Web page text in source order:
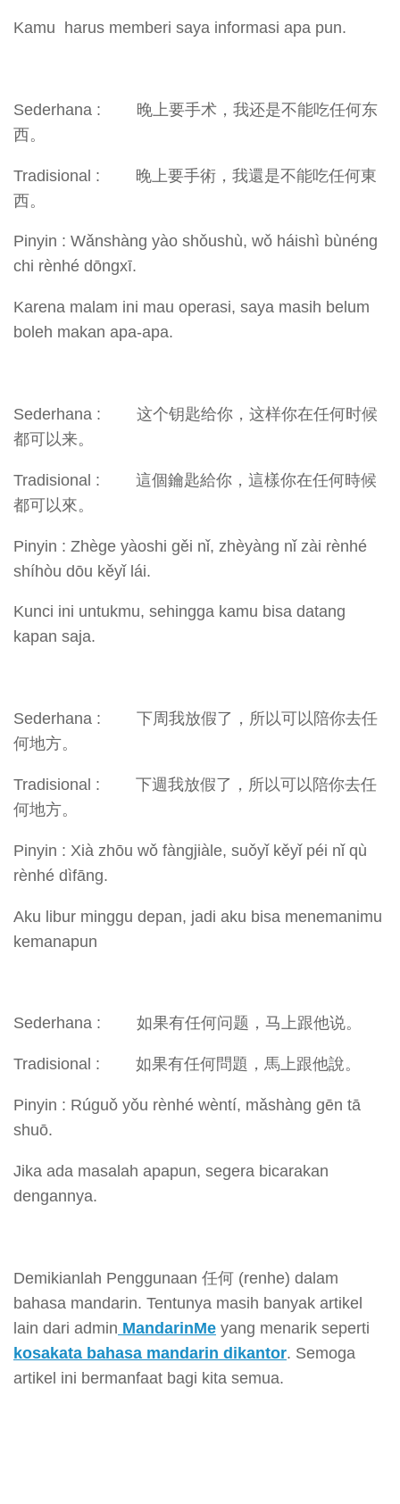
Kamu harus memberi saya informasi apa pun.
Sederhana : 晚上要手术，我还是不能吃任何东
西。
Tradisional : 晚上要手術，我還是不能吃任何東
西。
Pinyin : Wǎnshàng yào shǒushù, wǒ háishì bùnéng
chi rènhé dōngxī.
Karena malam ini mau operasi, saya masih belum
boleh makan apa-apa.
Sederhana : 这个钥匙给你，这样你在任何时候
都可以来。
Tradisional : 這個鑰匙給你，這樣你在任何時候
都可以來。
Pinyin : Zhège yàoshi gěi nǐ, zhèyàng nǐ zài rènhé
shíhòu dōu kěyǐ lái.
Kunci ini untukmu, sehingga kamu bisa datang
kapan saja.
Sederhana : 下周我放假了，所以可以陪你去任
何地方。
Tradisional : 下週我放假了，所以可以陪你去任
何地方。
Pinyin : Xià zhōu wǒ fàngjiàle, suǒyǐ kěyǐ péi nǐ qù
rènhé dìfāng.
Aku libur minggu depan, jadi aku bisa menemanimu
kemanapun
Sederhana : 如果有任何问题，马上跟他说。
Tradisional : 如果有任何問題，馬上跟他說。
Pinyin : Rúguǒ yǒu rènhé wèntí, mǎshàng gēn tā
shuō.
Jika ada masalah apapun, segera bicarakan
dengannya.
Demikianlah Penggunaan 任何 (renhe) dalam
bahasa mandarin. Tentunya masih banyak artikel
lain dari admin MandarinMe yang menarik seperti
kosakata bahasa mandarin dikantor. Semoga
artikel ini bermanfaat bagi kita semua.